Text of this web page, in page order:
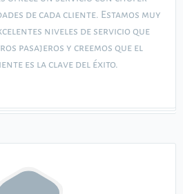
de cada cliente. Estamos muy
niveles de servicio que
pasajeros y creemos que el
es la clave del éxito.